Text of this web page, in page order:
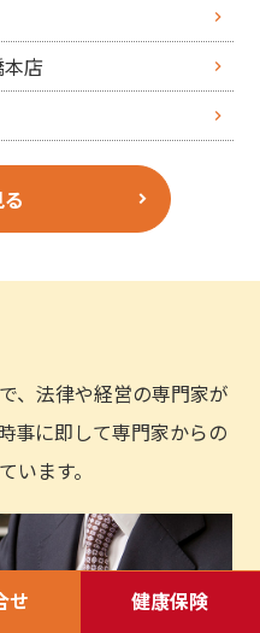
せ 健康保険
店
、法律や経営の専門家が
事に即して専門家からの
います。